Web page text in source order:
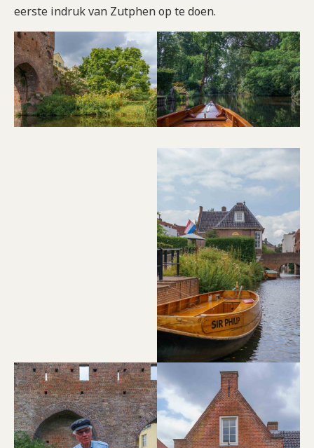
eerste indruk van Zutphen op te doen.